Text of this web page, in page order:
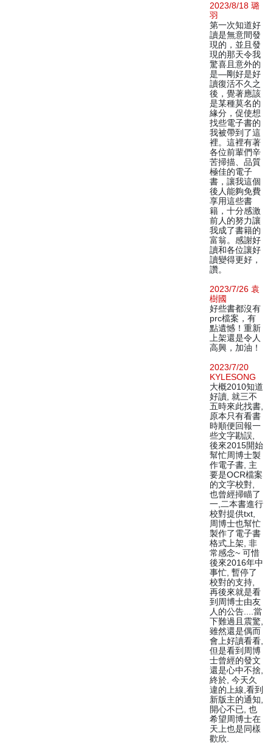
2023/8/18 璐
羽
第一次知道好
讀是無意間發
現的，並且發
現的那天令我
驚喜且意外的
是—剛好是好
讀復活不久之
後，覺著應該
是某種莫名的
緣分，促使想
找些電子書的
我被帶到了這
裡。這裡有著
各位前輩們辛
苦掃描、品質
極佳的電子
書，讓我這個
後人能夠免費
享用這些書
籍，十分感激
前人的努力讓
我成了書籍的
富翁。感謝好
讀和各位讓好
讀變得更好，
讚。
2023/7/26 袁
樹國
好些書都沒有
prc檔案，有
點遺憾！重新
上架還是令人
高興，加油！
2023/7/20
KYLESONG
大概2010知道
好讀, 就三不
五時來此找書,
原本只有看書
時順便回報一
些文字勘誤,
後來2015開始
幫忙周博士製
作電子書, 主
要是OCR檔案
的文字校對,
也曾經掃瞄了
一,二本書進行
校對提供txt,
周博士也幫忙
製作了電子書
格式上架, 非
常感念~ 可惜
後來2016年中
事忙, 暫停了
校對的支持,
再後來就是看
到周博士由友
人的公告....當
下難過且震驚,
雖然還是偶而
會上好讀看看,
但是看到周博
士曾經的發文
還是心中不捨,
終於, 今天久
違的上線,看到
新版主的通知,
開心不已, 也
希望周博士在
天上也是同樣
歡欣.